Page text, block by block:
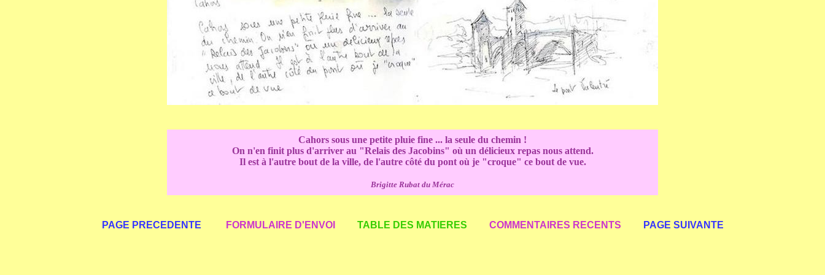
Cahors sous une petite pluie fine ... la seule du chemin !
On n'en finit plus d'arriver au "Relais des Jacobins" où un délicieux repas nous attend.
Il est à l'autre bout de la ville, de l'autre côté du pont où je "croque" ce bout de vue.
Brigitte Rubat du Mérac
PAGE PRECEDENTE FORMULAIRE D'ENVOI TABLE DES MATIERES COMMENTAIRES RECENTS PAGE SUIVANTE